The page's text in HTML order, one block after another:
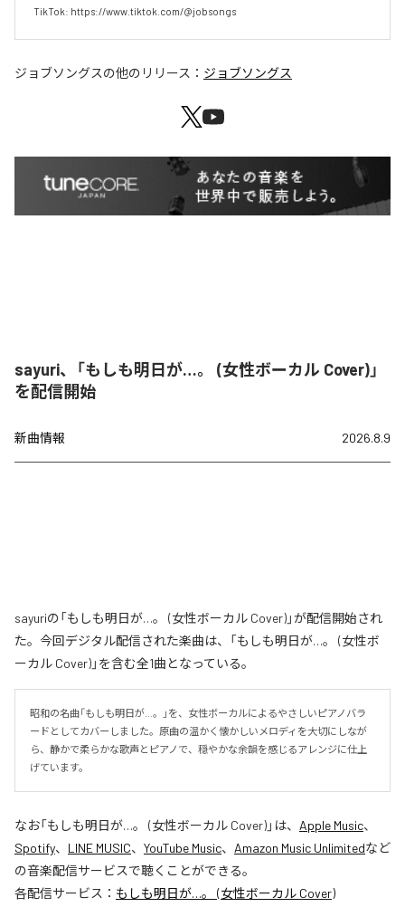
TikTok: https://www.tiktok.com/@jobsongs
ジョブソングスの他のリリース： ジョブソングス
sayuri、「もしも明日が…。 (女性ボーカル Cover)」
を配信開始
新曲情報 2026.8.9
sayuriの「もしも明日が…。 (女性ボーカル Cover)」が配信開始され
た。今回デジタル配信された楽曲は、「もしも明日が…。 (女性ボ
ーカル Cover)」を含む全1曲となっている。
昭和の名曲「もしも明日が…。」を、女性ボーカルによるやさしいピアノバラ
ードとしてカバーしました。原曲の温かく懐かしいメロディを大切にしなが
ら、静かで柔らかな歌声とピアノで、穏やかな余韻を感じるアレンジに仕上
げています。
なお「もしも明日が…。 (女性ボーカル Cover)」は、 Apple Music、
Spotify、 LINE MUSIC、 YouTube Music、 Amazon Music Unlimitedなど
の音楽配信サービスで聴くことができる。
各配信サービス： もしも明日が…。 (女性ボーカル Cover)